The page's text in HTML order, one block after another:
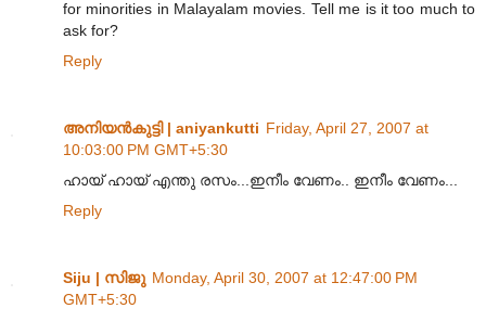
for minorities in Malayalam movies. Tell me is it too much to
ask for?
Reply
അനിയന്‍കുട്ടി | aniyankutti Friday, April 27, 2007 at
10:03:00 PM GMT+5:30
ഹായ് ഹായ് എന്തു രസം...ഇനീം വേണം.. ഇനീം വേണം...
Reply
Siju | സിജു Monday, April 30, 2007 at 12:47:00 PM
GMT+5:30